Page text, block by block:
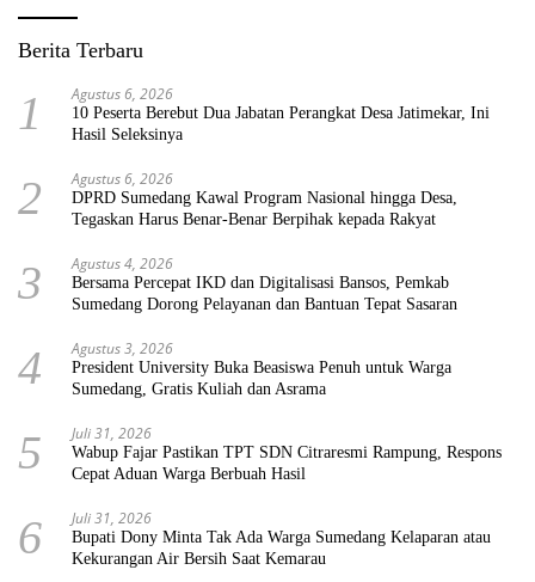
Berita Terbaru
1 Agustus 6, 2026
10 Peserta Berebut Dua Jabatan Perangkat Desa Jatimekar, Ini
Hasil Seleksinya
2 Agustus 6, 2026
DPRD Sumedang Kawal Program Nasional hingga Desa,
Tegaskan Harus Benar-Benar Berpihak kepada Rakyat
3 Agustus 4, 2026
Bersama Percepat IKD dan Digitalisasi Bansos, Pemkab
Sumedang Dorong Pelayanan dan Bantuan Tepat Sasaran
4 Agustus 3, 2026
President University Buka Beasiswa Penuh untuk Warga
Sumedang, Gratis Kuliah dan Asrama
5 Juli 31, 2026
Wabup Fajar Pastikan TPT SDN Citraresmi Rampung, Respons
Cepat Aduan Warga Berbuah Hasil
6 Juli 31, 2026
Bupati Dony Minta Tak Ada Warga Sumedang Kelaparan atau
Kekurangan Air Bersih Saat Kemarau